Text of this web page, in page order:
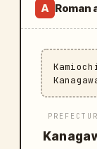
A Roman